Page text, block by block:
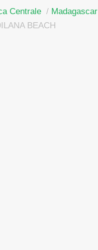
Centrale
Madagascar
BEACH